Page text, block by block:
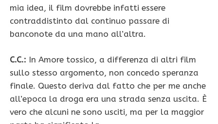
mia idea, il film dovrebbe infatti essere
contraddistinto dal continuo passare di
banconote da una mano all’altra.
C.C.: In Amore tossico, a differenza di altri film
sullo stesso argomento, non concedo speranza
finale. Questo deriva dal fatto che per me anche
all’epoca la droga era una strada senza uscita. È
vero che alcuni ne sono usciti, ma per la maggior